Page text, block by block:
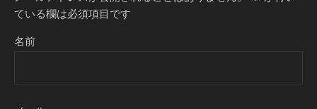
ている欄は必須項目です
名前